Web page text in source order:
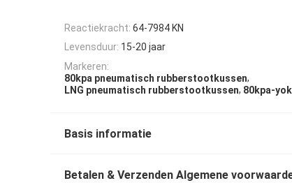
Reactiekracht: 64-7984 KN
Levensduur: 15-20 jaar
Markeren:
80kpa pneumatisch rubberstootkussen,
LNG pneumatisch rubberstootkussen, 80kpa-
Basis informatie
Betalen & Verzenden Algemene